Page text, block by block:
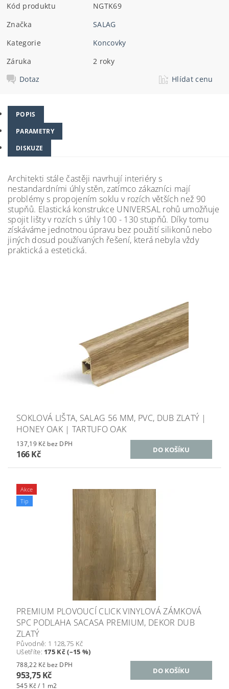
Kód produktu
NGTK69
Značka
SALAG
Kategorie
Koncovky
Záruka
2 roky
Dotaz
Hlídat cenu
POPIS
PARAMETRY
DISKUZE
Architekti stále častěji navrhují interiéry s
nestandardními úhly stěn, zatímco zákazníci mají
problémy s propojením soklu v rozích větších než 90
stupňů. Elastická konstrukce UNIVERSAL rohů umožňuje
spojit lišty v rozích s úhly 100 - 130 stupňů. Díky tomu
získáváme jednotnou úpravu bez použití silikonů nebo
jiných dosud používaných řešení, která nebyla vždy
praktická a estetická.
SOKLOVÁ LIŠTA, SALAG 56 MM, PVC, DUB ZLATÝ |
HONEY OAK | TARTUFO OAK
137,19 Kč bez DPH
166 Kč
Akce
Tip
PREMIUM PLOVOUCÍ CLICK VINYLOVÁ ZÁMKOVÁ
SPC PODLAHA SACASA PREMIUM, DEKOR DUB
ZLATÝ
Původně: 1 128,75 Kč
Ušetříte: 175 Kč (–15 %)
788,22 Kč bez DPH
953,75 Kč
545 Kč / 1 m2